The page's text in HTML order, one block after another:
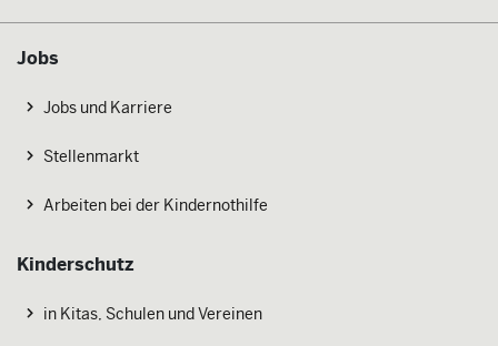
Jobs
Jobs und Karriere
Stellenmarkt
Arbeiten bei der Kindernothilfe
Kinderschutz
in Kitas, Schulen und Vereinen